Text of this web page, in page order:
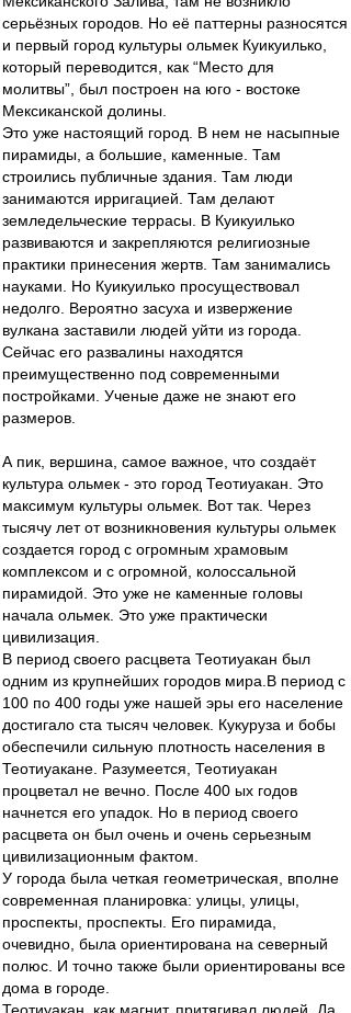
серьёзных городов. Но её паттерны разносятся
и первый город культуры ольмек Куикуилько,
который переводится, как “Место для
молитвы”, был построен на юго - востоке
Мексиканской долины.
Это уже настоящий город. В нем не насыпные
пирамиды, а большие, каменные. Там
строились публичные здания. Там люди
занимаются ирригацией. Там делают
земледельческие террасы. В Куикуилько
развиваются и закрепляются религиозные
практики принесения жертв. Там занимались
науками. Но Куикуилько просуществовал
недолго. Вероятно засуха и извержение
вулкана заставили людей уйти из города.
Сейчас его развалины находятся
преимущественно под современными
постройками. Ученые даже не знают его
размеров.
А пик, вершина, самое важное, что создаёт
культура ольмек - это город Теотиуакан. Это
максимум культуры ольмек. Вот так. Через
тысячу лет от возникновения культуры ольмек
создается город с огромным храмовым
комплексом и с огромной, колоссальной
пирамидой. Это уже не каменные головы
начала ольмек. Это уже практически
цивилизация.
В период своего расцвета Теотиуакан был
одним из крупнейших городов мира.В период с
100 по 400 годы уже нашей эры его население
достигало ста тысяч человек. Кукуруза и бобы
обеспечили сильную плотность населения в
Теотиуакане. Разумеется, Теотиуакан
процветал не вечно. После 400 ых годов
начнется его упадок. Но в период своего
расцвета он был очень и очень серьезным
цивилизационным фактом.
У города была четкая геометрическая, вполне
современная планировка: улицы, улицы,
проспекты, проспекты. Его пирамида,
очевидно, была ориентирована на северный
полюс. И точно также были ориентированы все
дома в городе.